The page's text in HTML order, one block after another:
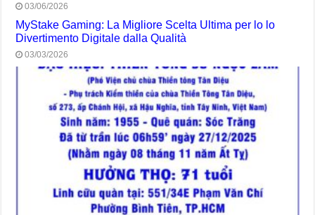
03/06/2026
MyStake Gaming: La Migliore Scelta Ultima per lo lo
Divertimento Digitale dalla Qualità
03/03/2026